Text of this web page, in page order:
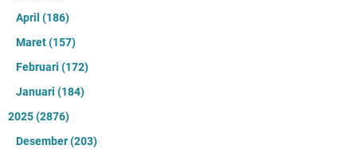
April (186)
Maret(157)
Februari (172)
Januari (184)
2025(2876)
Desember(203)